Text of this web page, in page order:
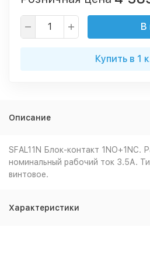
В
Купить в 1
Описание
SFAL11N Блок-контакт 1NO+1NC.
номинальный рабочий ток 3.5А.
винтовое.
Характеристики